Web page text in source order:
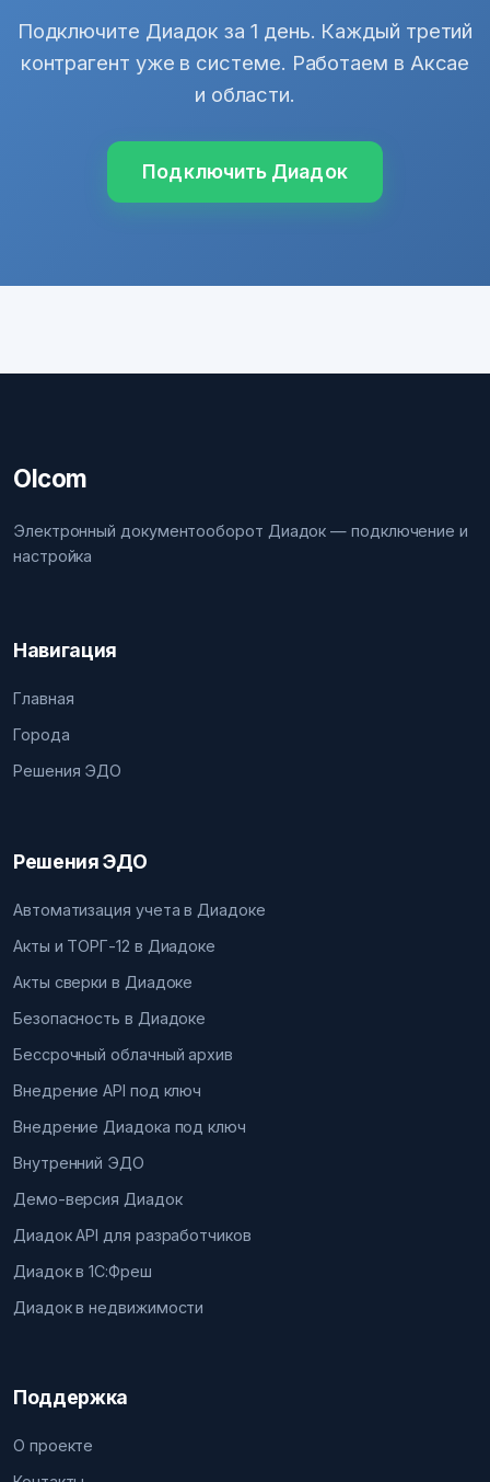
Подключите Диадок за 1 день. Каждый третий
контрагент уже в системе. Работаем в Аксае
и области.
Подключить Диадок
Olcom
Электронный документооборот Диадок — подключение и
настройка
Навигация
Главная
Города
Решения ЭДО
Решения ЭДО
Автоматизация учета в Диадоке
Акты и ТОРГ-12 в Диадоке
Акты сверки в Диадоке
Безопасность в Диадоке
Бессрочный облачный архив
Внедрение API под ключ
Внедрение Диадока под ключ
Внутренний ЭДО
Демо-версия Диадок
Диадок API для разработчиков
Диадок в 1С:Фреш
Диадок в недвижимости
Поддержка
О проекте